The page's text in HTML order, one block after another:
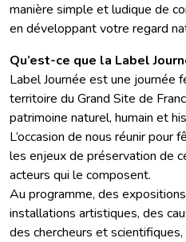
manière simple et ludique de
en développant votre regard
Qu’est-ce que la Label
Label Journée est une journée
territoire du Grand Site de
patrimoine naturel, humain et
L’occasion de nous réunir pour
les enjeux de préservation de
acteurs qui le composent.
Au programme, des
installations artistiques, des
des chercheurs et